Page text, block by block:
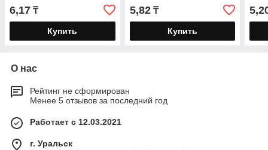
6,17 ₸
Купить
5,82₸
Купить
О нас
Рейтинг не сформирован
Менее 5 отзывов за последний год
Работает с 12.03.2021
г. Уральск